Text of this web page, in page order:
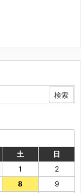
土 日
1
2
8
9